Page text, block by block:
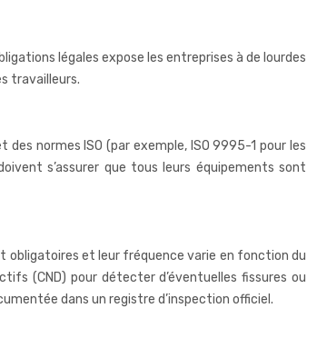
légales expose les entreprises à de lourdes
travailleurs.
normes ISO (par exemple, ISO 9995-1 pour les
s’assurer que tous leurs équipements sont
obligatoires et leur fréquence varie en fonction du
(CND) pour détecter d’éventuelles fissures ou
dans un registre d’inspection officiel.